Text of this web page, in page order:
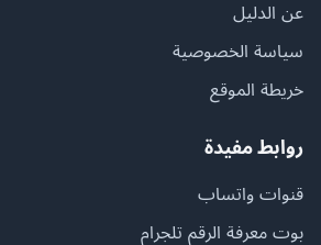
عن الدليل
سياسة الخصوصية
خريطة الموقع
روابط مفيدة
قنوات واتساب
بوت معرفة الرقم تلجرام